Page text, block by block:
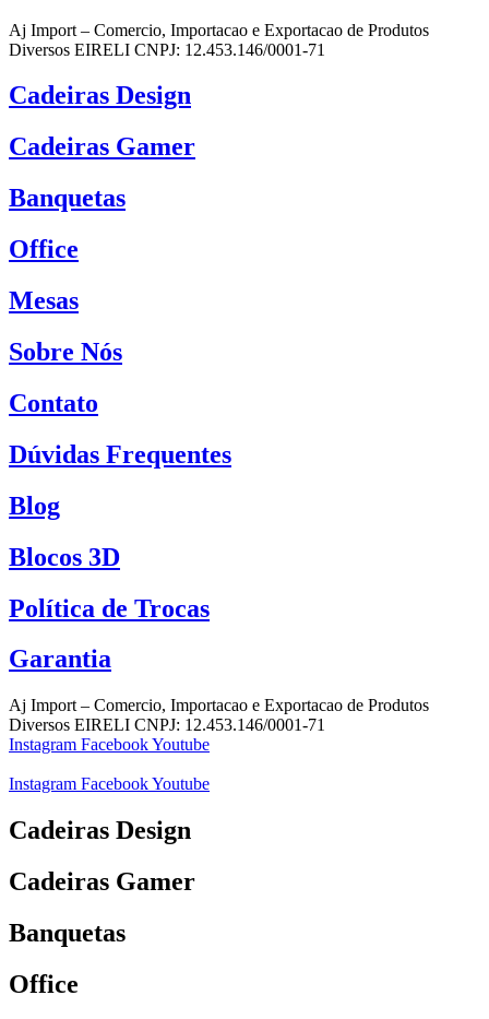
Aj Import – Comercio, Importacao e Exportacao de Produtos
Diversos EIRELI CNPJ: 12.453.146/0001-71
Cadeiras Design
Cadeiras Gamer
Banquetas
Office
Mesas
Sobre Nós
Contato
Dúvidas Frequentes
Blog
Blocos 3D
Política de Trocas
Garantia
Aj Import – Comercio, Importacao e Exportacao de Produtos
Diversos EIRELI CNPJ: 12.453.146/0001-71
Instagram FacebookYoutube
Instagram FacebookYoutube
Cadeiras Design
Cadeiras Gamer
Banquetas
Office